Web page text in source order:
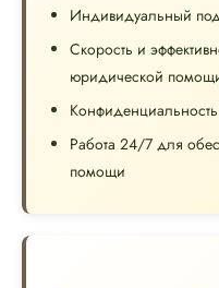
Индивидуальный
Скорость и
юридической
Работа 24/7 для
помощи